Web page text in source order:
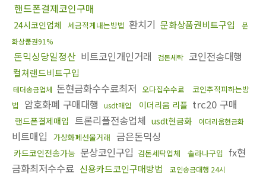
핸드폰결제코인구매
24시코인업체 세금적게내는방법 환치기 문화상품권비트구입
문
화상품권91%
돈믹싱당일정산 비트코인개인거래 검돈세탁 코인전송대행
컬쳐랜드비트구입
테더송금업체 돈현금화수수료최저 오다집수수료
코인추적피하는방
법
암호화폐 구매대행 usdt매입 이더리움 리플 trc20 구매
핸드폰결제매입 트론리플전송업체 usdt현금화 이더리움현금화
비트매입 가상화폐선물거래 금은돈믹싱
카드코인전송가능 문상코인구입 검돈세탁업체 솔라나구입 fx현
금화최저수수료 신용카드코인구매방법 코인송금대행 24시